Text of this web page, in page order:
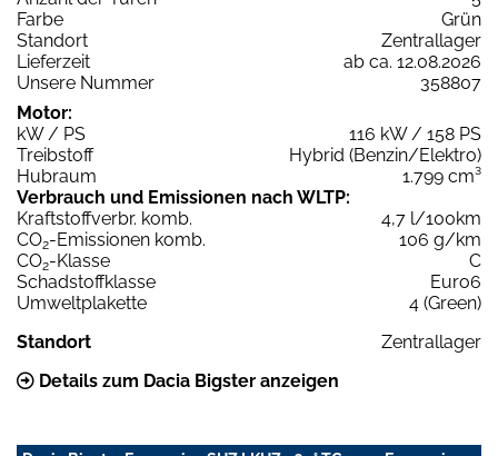
Farbe
Grün
Standort
Zentrallager
Lieferzeit
ab ca. 12.08.2026
Unsere Nummer
358807
Motor:
kW / PS
116 kW / 158 PS
Treibstoff
Hybrid (Benzin/Elektro)
Hubraum
1.799 cm³
Verbrauch und Emissionen nach WLTP:
Kraftstoffverbr. komb.
4,7 l/100km
CO2-Emissionen komb.
106 g/km
CO2-Klasse
C
Schadstoffklasse
Euro6
Umweltplakette
4 (Green)
Standort
Zentrallager
Details zum Dacia Bigster anzeigen